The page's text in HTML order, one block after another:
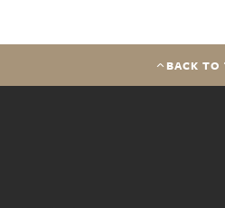
BACK TO